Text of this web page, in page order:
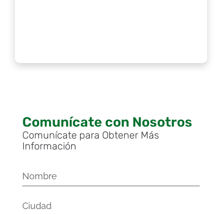
Comunícate con Nosotros
Comunícate para Obtener Más
Información